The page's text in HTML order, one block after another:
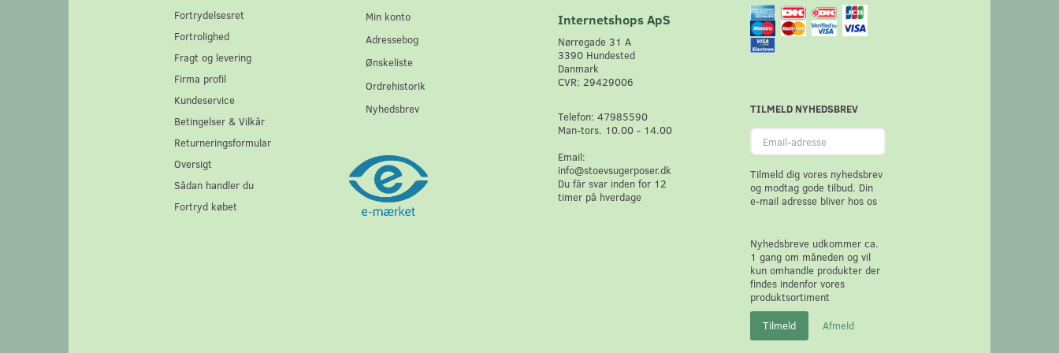
Fortrydelsesret
Fortrolighed
Fragt og levering
Firma profil
Kundeservice
Betingelser & Vilkår
Returneringsformular
Oversigt
Sådan handler du
Fortryd købet
Min konto
Adressebog
Ønskeliste
Ordrehistorik
Nyhedsbrev
Internetshops ApS
Nørregade 31 A
3390 Hundested
Danmark
CVR: 29429006
Telefon: 47985590
Man-tors. 10.00 - 14.00
Email:
info@stoevsugerposer.dk
Du får svar inden for 12
timer på hverdage
TILMELD NYHEDSBREV
Email-
adresse
Tilmeld dig vores nyhedsbrev
og modtag gode tilbud. Din
e-mail adresse bliver hos os
Nyhedsbreve udkommer ca.
1 gang om måneden og vil
kun omhandle produkter der
findes indenfor vores
produktsortiment
Tilmeld Afmeld